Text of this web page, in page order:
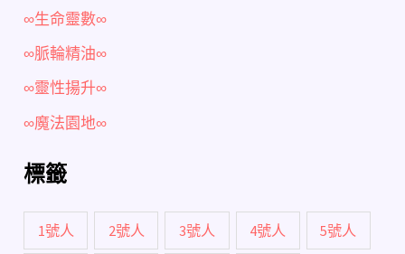
∞生命靈數∞
∞脈輪精油∞
∞靈性揚升∞
∞魔法園地∞
標籤
1號人 2號人 3號人 4號人 5號人